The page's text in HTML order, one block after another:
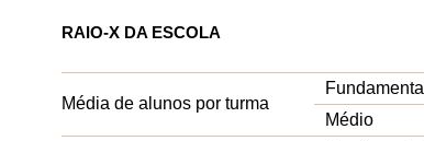
RAIO-X DA ESCOLA
Média de alunos por turma
Fundamental
Médio